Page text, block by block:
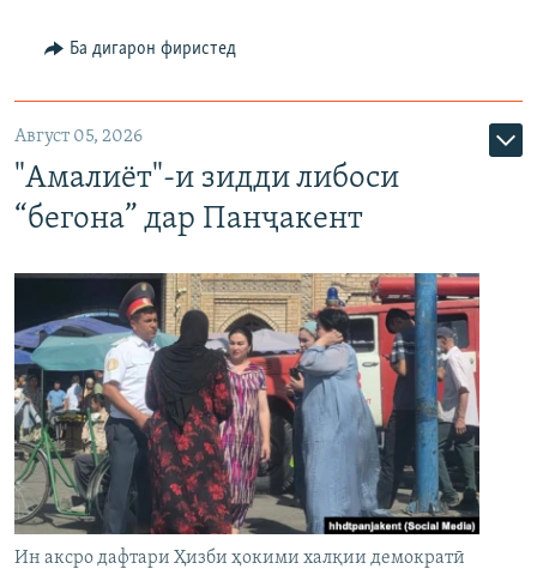
Ба дигарон фиристед
Август 05, 2026
"Амалиёт"-и зидди либоси
“бегона” дар Панҷакент
Ин аксро дафтари Ҳизби ҳокими халқии демократӣ